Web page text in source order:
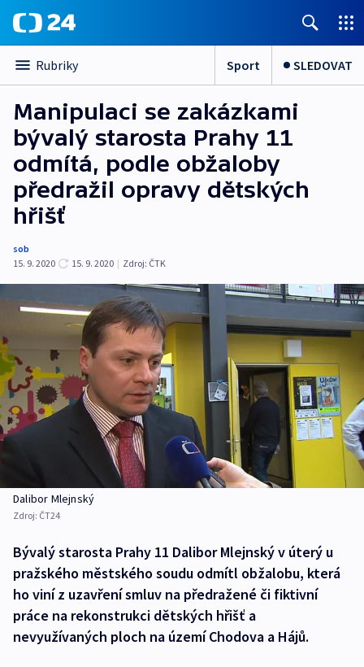
Rubriky Sport SLEDOVAT
Manipulaci se zakázkami
bývalý starosta Prahy 11
odmítá, podle obžaloby
předražil opravy dětských
hřišť
sob
15. 9. 2020
15. 9. 2020 | Zdroj: ČTK
Dalibor Mlejnský
Zdroj: ČT24
Bývalý starosta Prahy 11 Dalibor Mlejnský v úterý u
pražského městského soudu odmítl obžalobu, která
ho viní z uzavření smluv na předražené či fiktivní
práce na rekonstrukci dětských hřišť a
nevyužívaných ploch na území Chodova a Hájů.